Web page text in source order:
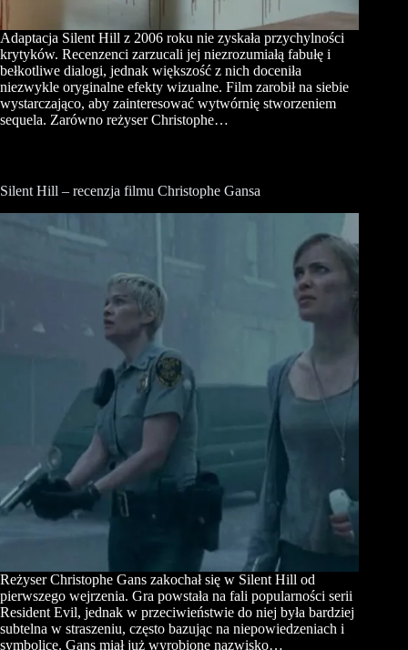
Adaptacja Silent Hill z 2006 roku nie zyskała przychylności
krytyków. Recenzenci zarzucali jej niezrozumiałą fabułę i
bełkotliwe dialogi, jednak większość z nich doceniła
niezwykle oryginalne efekty wizualne. Film zarobił na siebie
wystarczająco, aby zainteresować wytwórnię stworzeniem
sequela. Zarówno reżyser Christophe…
Silent Hill – recenzja filmu Christophe Gansa
Reżyser Christophe Gans zakochał się w Silent Hill od
pierwszego wejrzenia. Gra powstała na fali popularności serii
Resident Evil, jednak w przeciwieństwie do niej była bardziej
subtelna w straszeniu, często bazując na niepowiedzeniach i
symbolice. Gans miał już wyrobione nazwisko…